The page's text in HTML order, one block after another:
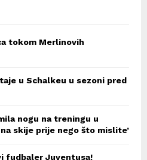
tokom Merlinovih
u Schalkeu u sezoni pred
nogu na treningu u
skije prije nego što mislite’
fudbaler Juventusa!